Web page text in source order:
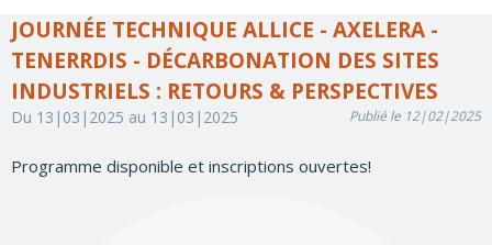
JOURNÉE TECHNIQUE ALLICE - AXELERA -
TENERRDIS - DÉCARBONATION DES SITES
INDUSTRIELS : RETOURS & PERSPECTIVES
Du 13|03|2025 au 13|03|2025 Publié le 12|02|2025
Programme disponible et inscriptions ouvertes!